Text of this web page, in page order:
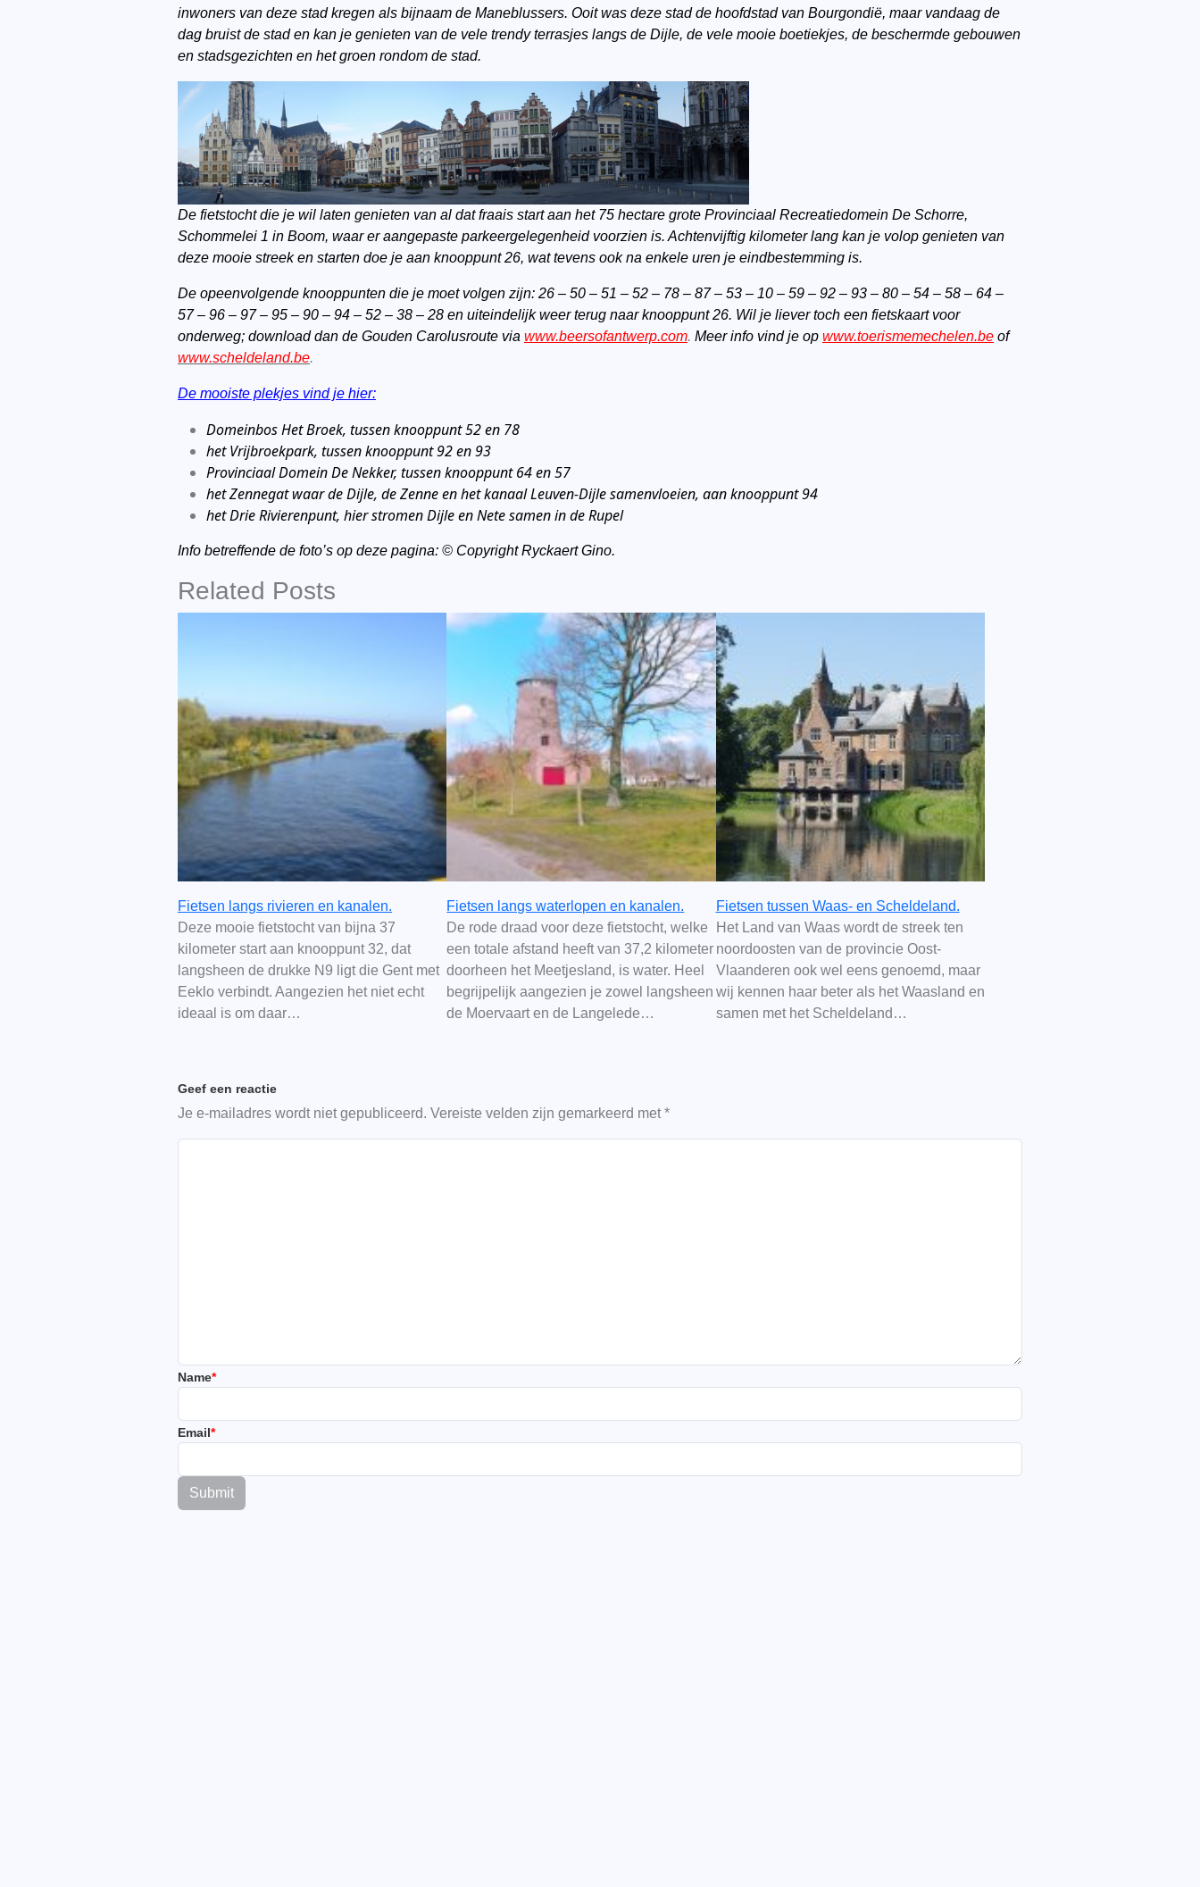
inwoners van deze stad kregen als bijnaam de Maneblussers. Ooit was deze stad de hoofdstad van Bourgondië, maar vandaag de
dag bruist de stad en kan je genieten van de vele trendy terrasjes langs de Dijle, de vele mooie boetiekjes, de beschermde gebouwen
en stadsgezichten en het groen rondom de stad.
De fietstocht die je wil laten genieten van al dat fraais start aan het 75 hectare grote Provinciaal Recreatiedomein De Schorre,
Schommelei 1 in Boom, waar er aangepaste parkeergelegenheid voorzien is. Achtenvijftig kilometer lang kan je volop genieten van
deze mooie streek en starten doe je aan knooppunt 26, wat tevens ook na enkele uren je eindbestemming is.
De opeenvolgende knooppunten die je moet volgen zijn: 26 – 50 – 51 – 52 – 78 – 87 – 53 – 10 – 59 – 92 – 93 – 80 – 54 – 58 – 64 –
57 – 96 – 97 – 95 – 90 – 94 – 52 – 38 – 28 en uiteindelijk weer terug naar knooppunt 26. Wil je liever toch een fietskaart voor
onderweg; download dan de Gouden Carolusroute via www.beersofantwerp.com. Meer info vind je op www.toerismemechelen.be of
www.scheldeland.be.
De mooiste plekjes vind je hier:
Domeinbos Het Broek, tussen knooppunt 52 en 78
het Vrijbroekpark, tussen knooppunt 92 en 93
Provinciaal Domein De Nekker, tussen knooppunt 64 en 57
het Zennegat waar de Dijle, de Zenne en het kanaal Leuven-Dijle samenvloeien, aan knooppunt 94
het Drie Rivierenpunt, hier stromen Dijle en Nete samen in de Rupel
Info betreffende de foto’s op deze pagina: © Copyright Ryckaert Gino.
Related Posts
Fietsen langs rivieren en kanalen.
Deze mooie fietstocht van bijna 37
kilometer start aan knooppunt 32, dat
langsheen de drukke N9 ligt die Gent met
Eeklo verbindt. Aangezien het niet echt
ideaal is om daar…
Fietsen langs waterlopen en kanalen.
De rode draad voor deze fietstocht, welke
een totale afstand heeft van 37,2 kilometer
doorheen het Meetjesland, is water. Heel
begrijpelijk aangezien je zowel langsheen
de Moervaart en de Langelede…
Fietsen tussen Waas- en Scheldeland.
Het Land van Waas wordt de streek ten
noordoosten van de provincie Oost-
Vlaanderen ook wel eens genoemd, maar
wij kennen haar beter als het Waasland en
samen met het Scheldeland…
Geef een reactie
Je e-mailadres wordt niet gepubliceerd. Vereiste velden zijn gemarkeerd met*
Name*
Email*